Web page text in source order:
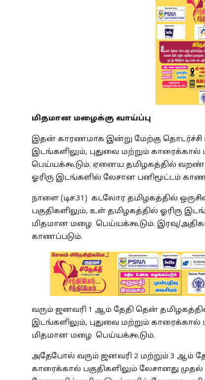
மிதமான மழைக்கு வாய்ப்பு
இதன் காரணமாக இன்று மேற்கு தொடர்ச்சி
இடங்களிலும், புதுவை மற்றும் காரைக்கால்
பெய்யக்கூடும். ஏனைய தமிழகத்தில்
ஓரிரு இடங்களில் லேசான பனிமூட்டம்
நாளை (டிச.31) கடலோர தமிழகத்தில்
பகுதிகளிலும், உள் தமிழகத்தில் ஓரிரு
மிதமான மழை பெய்யக்கூடும். இரவு/
காணப்படும்.
வரும் ஜனவரி 1 ஆம் தேதி தென்
இடங்களிலும், புதுவை மற்றும் காரைக்கால்
மிதமான மழை பெய்யக்கூடும்.
அதேபோல் வரும் ஜனவரி 2 மற்றும் 3 ஆம்
காரைக்கால் பகுதிகளிலும் லேசானது